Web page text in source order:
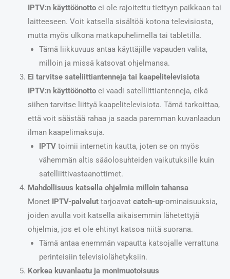
IPTV:n käyttöönottoei ole rajoitettu tiettyyn paikkaan tai
laitteeseen. Voit katsella sisältöä kotona televisiosta,
mutta myös ulkona matkapuhelimella tai tabletilla.
Tämä liikkuvuus antaa käyttäjille vapauden valita,
milloin ja missä katsovat ohjelmansa.
Ei tarvitse sateliittiantenneja tai kaapelitelevisiota
IPTV:n käyttöönottoei vaadi satelliittiantenneja, eikä
siihen tarvitse liittyä kaapelitelevisiota. Tämä tarkoittaa,
että voit säästää rahaa ja saada paremman kuvanlaadun
ilman kaapelimaksuja.
IPTVtoimii internetin kautta, joten se on myös
vähemmän altis sääolosuhteiden vaikutuksille kuin
satelliittivastaanottimet.
Mahdollisuus katsella ohjelmia milloin tahansa
Monet IPTV-palveluttarjoavat catch-up-ominaisuuksia,
joiden avulla voit katsella aikaisemmin lähetettyjä
ohjelmia, jos et ole ehtinyt katsoa niitä suorana.
Tämä antaa enemmän vapautta katsojalle verrattuna
perinteisiin televisiolähetyksiin.
Korkea kuvanlaatu ja monimuotoisuus